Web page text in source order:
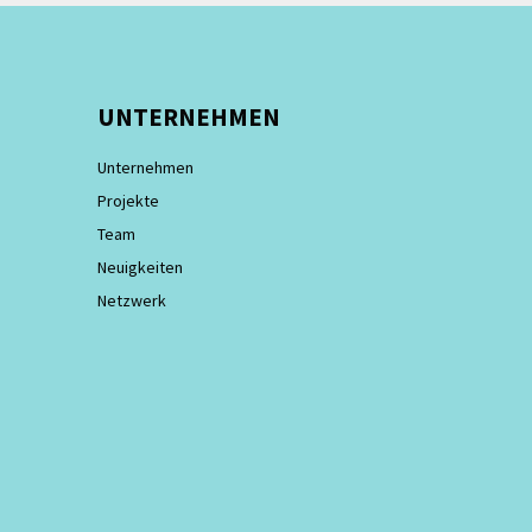
UNTERNEHMEN
Unternehmen
Projekte
Team
Neuigkeiten
Netzwerk